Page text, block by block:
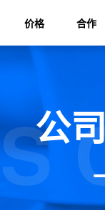
价格 合作
公